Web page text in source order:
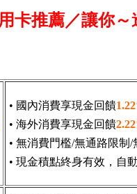
卡推薦／讓你～
• 國內消費享現金回饋
• 海外消費享現金回饋
• 無消費門檻/無通路限制/
• 現金積點終身有效，自